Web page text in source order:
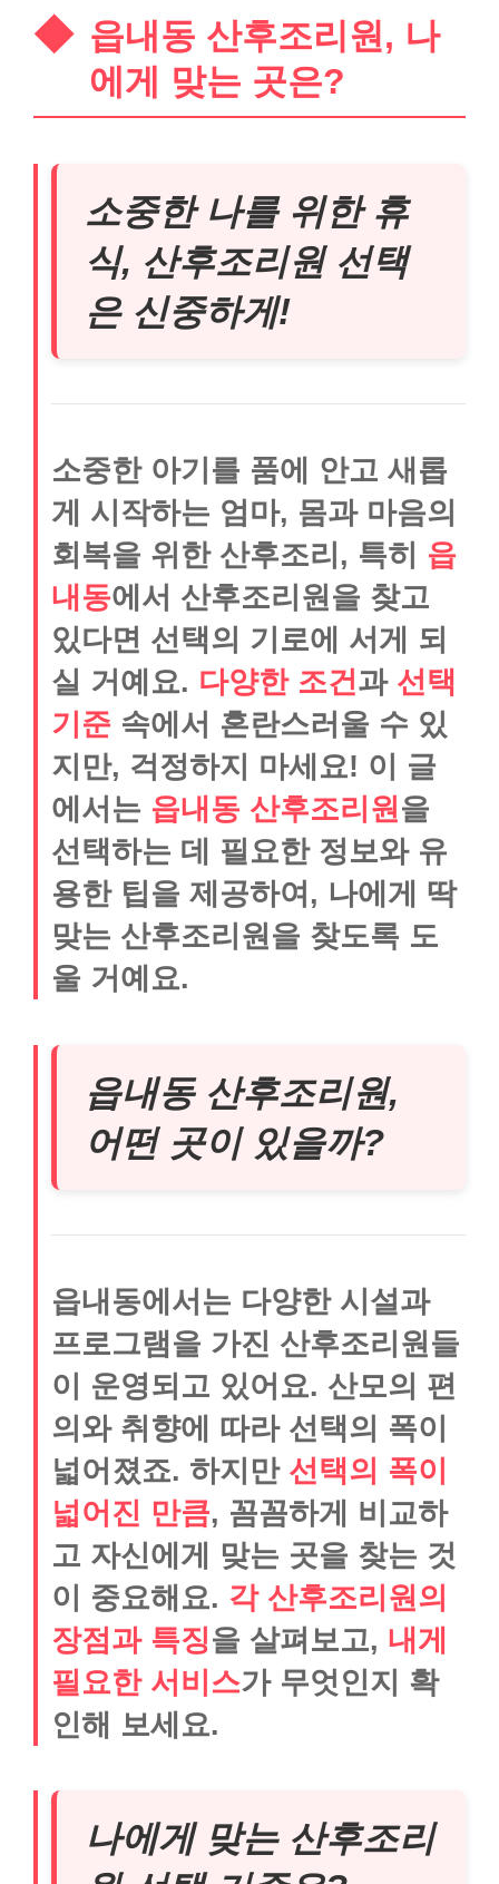
읍내동 산후조리원, 나
에게 맞는 곳은?
소중한 나를 위한 휴
식, 산후조리원 선택
은 신중하게!
소중한 아기를 품에 안고 새롭
게 시작하는 엄마, 몸과 마음의
회복을 위한 산후조리, 특히 읍
내동에서 산후조리원을 찾고
있다면 선택의 기로에 서게 되
실 거예요. 다양한 조건과 선택
기준 속에서 혼란스러울 수 있
지만, 걱정하지 마세요! 이 글
에서는 읍내동 산후조리원을
선택하는 데 필요한 정보와 유
용한 팁을 제공하여, 나에게 딱
맞는 산후조리원을 찾도록 도
울 거예요.
읍내동 산후조리원,
어떤 곳이 있을까?
읍내동에서는 다양한 시설과
프로그램을 가진 산후조리원들
이 운영되고 있어요. 산모의 편
의와 취향에 따라 선택의 폭이
넓어졌죠. 하지만 선택의 폭이
넓어진 만큼, 꼼꼼하게 비교하
고 자신에게 맞는 곳을 찾는 것
이 중요해요. 각 산후조리원의
장점과 특징을 살펴보고, 내게
필요한 서비스가 무엇인지 확
인해 보세요.
나에게 맞는 산후조리